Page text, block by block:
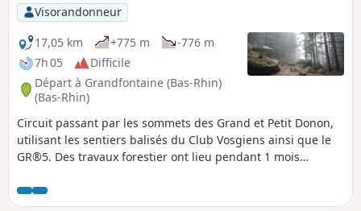
Visorandonneur
17,05 km
+775 m
-776 m
7h 05
Difficile
Départ à Grandfontaine (Bas-Rhin)
(Bas-Rhin)
Circuit passant par les sommets des Grand et Petit Donon,
utilisant les sentiers balisés du Club Vosgiens ainsi que le
GR®5. Des travaux forestier ont lieu pendant 1 mois